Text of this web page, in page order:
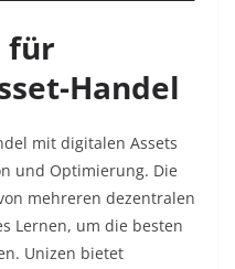
für
Handel
mit digitalen Assets
und Optimierung. Die
mehreren dezentralen
Lernen, um die besten
Unizen bietet